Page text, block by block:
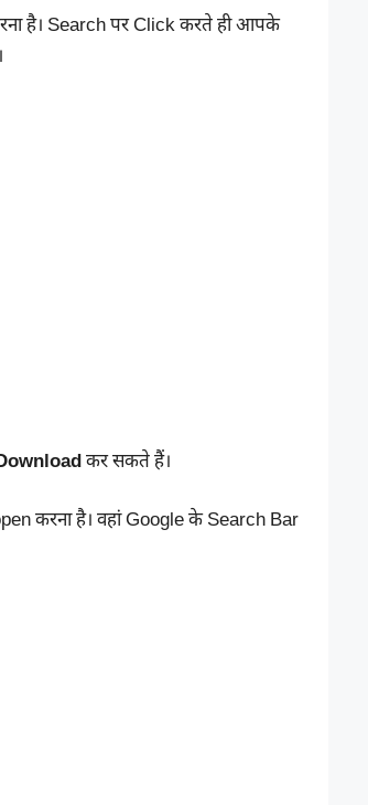
है। Search पर Click करते ही आपके
कर सकते हैं।
करना है। वहां Google के Search Bar